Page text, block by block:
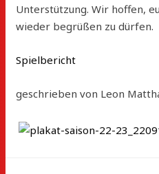
Unterstützung. Wir hoffen,
wieder begrüßen zu dürfen.
Spielbericht
geschrieben von Leon